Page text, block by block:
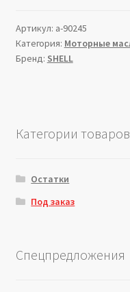
Артикул: a-90245
Категория: Моторные
Бренд: SHELL
Категории товаров
Остатки
Под заказ
Спецпредложения